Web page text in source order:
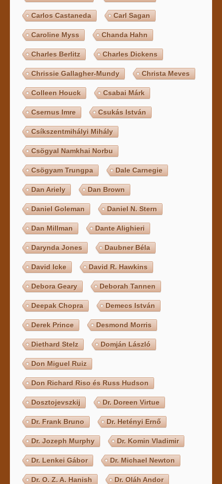
Carlos Castaneda Carl Sagan
Caroline Myss Chanda Hahn
Charles Berlitz Charles Dickens
Chrissie Gallagher-Mundy Christa Meves
Colleen Houck Csabai Márk
Csernus Imre Csukás István
Csíkszentmihályi Mihály
Csögyal Namkhai Norbu
Csögyam Trungpa Dale Carnegie
Dan Ariely Dan Brown
Daniel Goleman Daniel N. Stern
Dan Millman Dante Alighieri
Darynda Jones Daubner Béla
David Icke David R. Hawkins
Debora Geary Deborah Tannen
Deepak Chopra Demecs István
Derek Prince Desmond Morris
Diethard Stelz Domján László
Don Miguel Ruiz
Don Richard Riso és Russ Hudson
Dosztojevszkij Dr. Doreen Virtue
Dr. Frank Bruno Dr. Hetényi Ernő
Dr. Jozeph Murphy Dr. Komin Vladimir
Dr. Lenkei Gábor Dr. Michael Newton
Dr. O. Z. A. Hanish Dr. Oláh Andor